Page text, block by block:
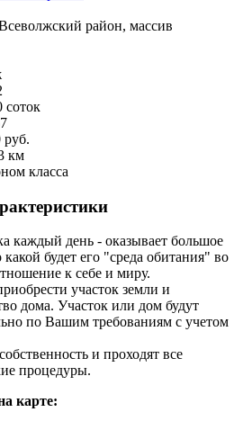
район, массив
соток
руб.
км
класса
каждый день - оказывает большое
будет его "среда обитания" во
к себе и миру.
участок земли и
дома. Участок или дом будут
по Вашим требованиям с учетом
и проходят все
процедуры.
карте: